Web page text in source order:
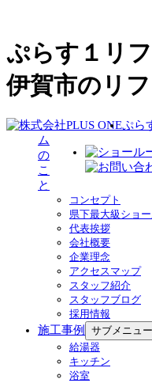
ぷらす１リ
伊賀市のリ
ぷら
ム
の
こ
と
コンセプト
県下最大級ショ
代表挨拶
会社概要
企業理念
アクセスマップ
スタッフ紹介
スタッフブログ
採用情報
施工事例
サブメニュ
給湯器
キッチン
浴室